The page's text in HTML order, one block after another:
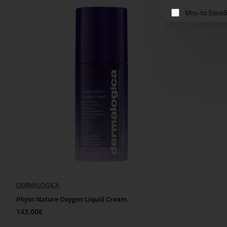
Μην το
DERMALOGICA
Phyto Nature Oxygen Liquid Cream
143,00€